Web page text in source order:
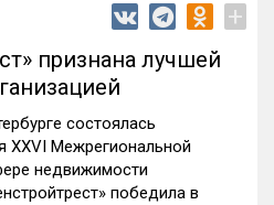
+
признана лучшей
состоялась
XXVI Межрегиональной
недвижимости
победила в